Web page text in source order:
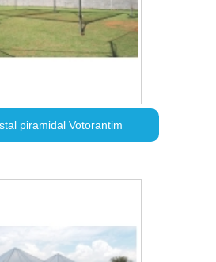
piramidal Votorantim